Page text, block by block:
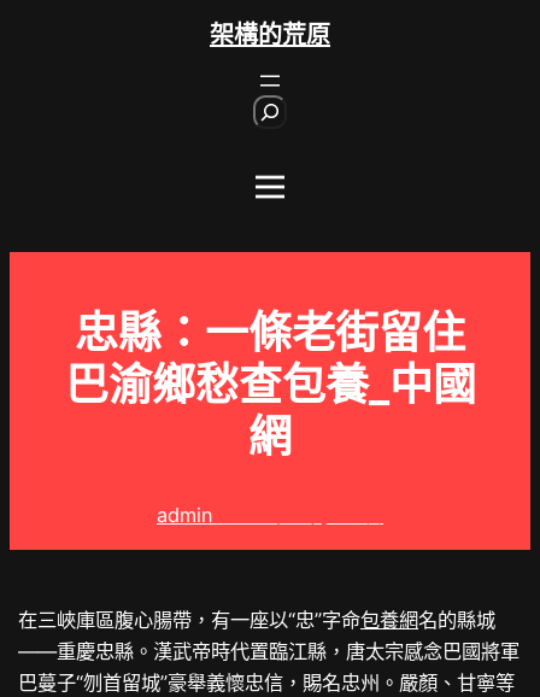
架構的荒原
忠縣：一條老街留住
巴渝鄉愁查包養_中國
網
admin
在三峽庫區腹心腸帶，有一座以“忠”字命包養網名的縣城
——重慶忠縣。漢武帝時代置臨江縣，唐太宗感念巴國將軍
巴蔓子“刎首留城”豪舉義懷忠信，賜名忠州。嚴顏、甘寧等